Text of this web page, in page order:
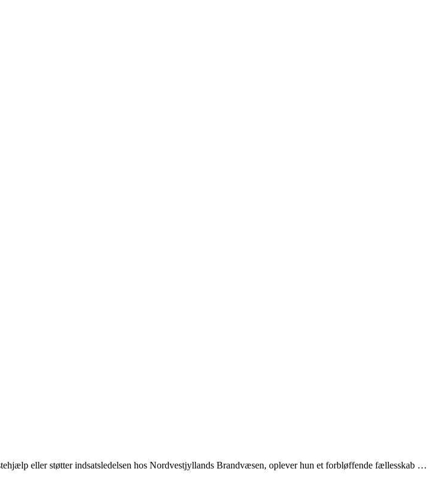
eller støtter indsatsledelsen hos Nordvestjyllands Brandvæsen, oplever hun et forbløffende fællesskab …